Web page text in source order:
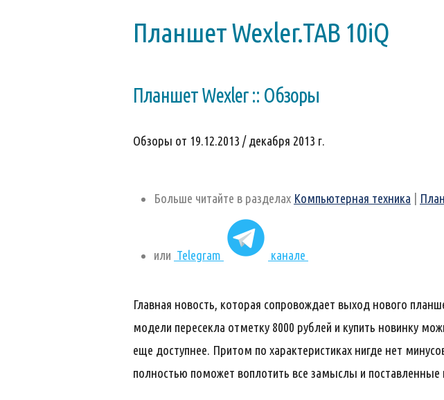
Планшет Wexler.TAB 10iQ
Планшет Wexler :: Обзоры
Обзоры от 19.12.2013 / декабря 2013 г.
Больше читайте в разделах Компьютерная техника
или Telegram канале
Главная новость, которая сопровождает выход нового
модели пересекла отметку 8000 рублей и купить новинку
еще доступнее. Притом по характеристиках нигде нет
полностью поможет воплотить все замыслы и поставленные